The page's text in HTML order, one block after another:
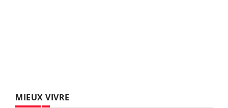
MIEUX VIVRE